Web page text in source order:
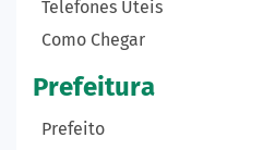
Telefones Úteis
Como Chegar
Prefeitura
Prefeito